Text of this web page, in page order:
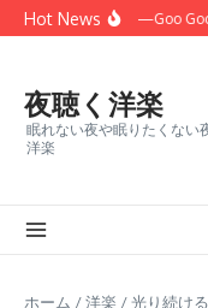
コンテンツへスキップ
Hot News
てほしかった」——Goo Goo
夜聴く洋楽
眠れない夜や眠りたくない
洋楽
ホーム /洋楽 /光り続け